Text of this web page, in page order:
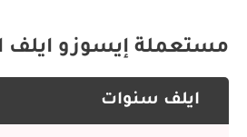
مستعملة إيسوزو
ايلف سنوات